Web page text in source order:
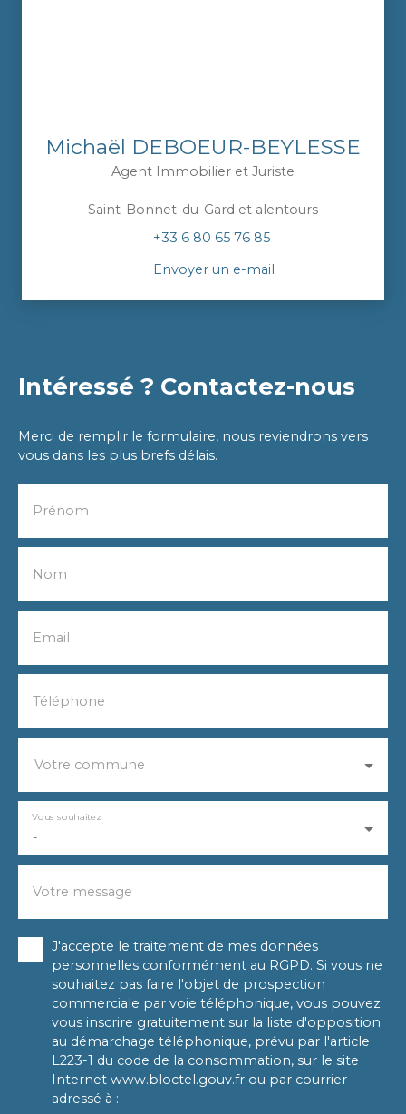
Michaël DEBOEUR-BEYLESSE
Agent Immobilier et Juriste
Saint-Bonnet-du-Gard et alentours
+33 6 80 65 76 85
Envoyer un e-mail
Intéressé ? Contactez-nous
Merci de remplir le formulaire, nous reviendrons vers
vous dans les plus brefs délais.
Prénom
Nom
Email
Téléphone
Votre commune
-
Vous souhaitez
Votre message
J'accepte le traitement de mes données
personnelles conformément au RGPD. Si vous ne
souhaitez pas faire l'objet de prospection
commerciale par voie téléphonique, vous pouvez
vous inscrire gratuitement sur la liste d'opposition
au démarchage téléphonique, prévu par l'article
L223-1 du code de la consommation, sur le site
Internet www.bloctel.gouv.fr ou par courrier
adressé à :